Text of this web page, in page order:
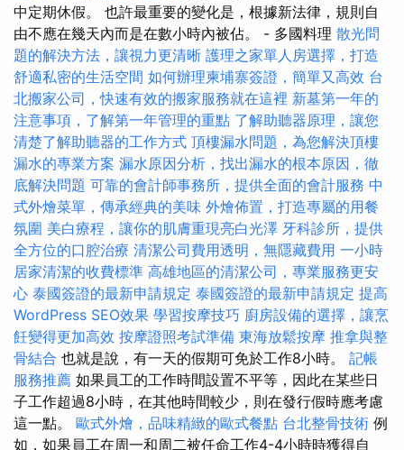
中定期休假。 也許最重要的變化是，根據新法律，規則自
由不應在幾天內而是在數小時內被佔。 - 多國料理 散光問
題的解決方法，讓視力更清晰 護理之家單人房選擇，打造
舒適私密的生活空間 如何辦理柬埔寨簽證，簡單又高效 台
北搬家公司，快速有效的搬家服務就在這裡 新墓第一年的
注意事項，了解第一年管理的重點 了解助聽器原理，讓您
清楚了解助聽器的工作方式 頂樓漏水問題，為您解決頂樓
漏水的專業方案 漏水原因分析，找出漏水的根本原因，徹
底解決問題 可靠的會計師事務所，提供全面的會計服務 中
式外燴菜單，傳承經典的美味 外燴佈置，打造專屬的用餐
氛圍 美白療程，讓你的肌膚重現亮白光澤 牙科診所，提供
全方位的口腔治療 清潔公司費用透明，無隱藏費用 一小時
居家清潔的收費標準 高雄地區的清潔公司，專業服務更安
心 泰國簽證的最新申請規定 泰國簽證的最新申請規定 提高
WordPress SEO效果 學習按摩技巧 廚房設備的選擇，讓烹
飪變得更加高效 按摩證照考試準備 東海放鬆按摩 推拿與整
骨結合 也就是說，有一天的假期可免於工作8小時。 記帳
服務推薦 如果員工的工作時間設置不平等，因此在某些日
子工作超過8小時，在其他時間較少，則在發行假時應考慮
這一點。 歐式外燴，品味精緻的歐式餐點 台北整骨技術 例
如，如果員工在周一和周二被任命工作4-4小時時獲得自